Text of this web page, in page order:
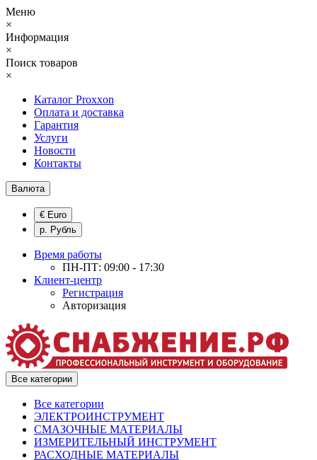
Меню
×
Информация
×
Поиск товаров
×
Каталог Proxxon
Оплата и доставка
Гарантия
Услуги
Новости
Контакты
Валюта
€ Euro
р. Рубль
Время работы
ПН-ПТ: 09:00 - 17:30
Клиент-центр
Регистрация
Авторизация
Все категории
Все категории
ЭЛЕКТРОИНСТРУМЕНТ
СМАЗОЧНЫЕ МАТЕРИАЛЫ
ИЗМЕРИТЕЛЬНЫЙ ИНСТРУМЕНТ
РАСХОДНЫЕ МАТЕРИАЛЫ